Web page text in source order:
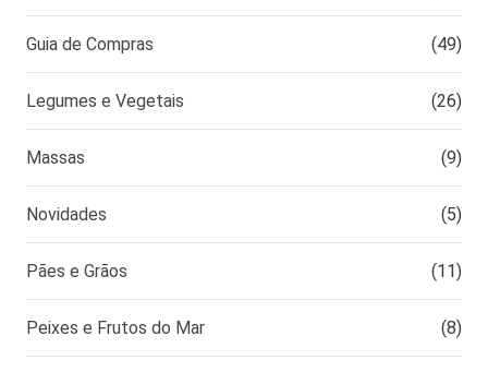
Guia de Compras (49)
Legumes e Vegetais (26)
Massas (9)
Novidades (5)
Pães e Grãos (11)
Peixes e Frutos do Mar (8)